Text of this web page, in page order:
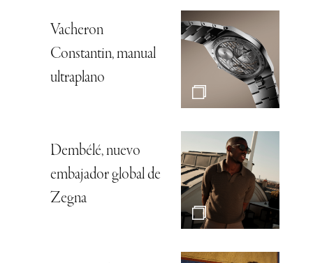
Vacheron
Constantin, manual
ultraplano
Dembélé, nuevo
embajador global de
Zegna